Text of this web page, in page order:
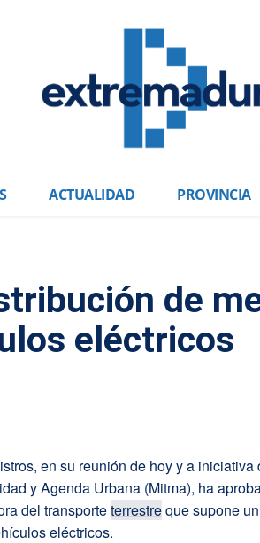
ACTUALIDAD PROVINCIA
de
eléctricos
en su reunión de hoy y a iniciativa
y Agenda Urbana (Mitma), ha
del transporteterrestreque supone
eléctricos.